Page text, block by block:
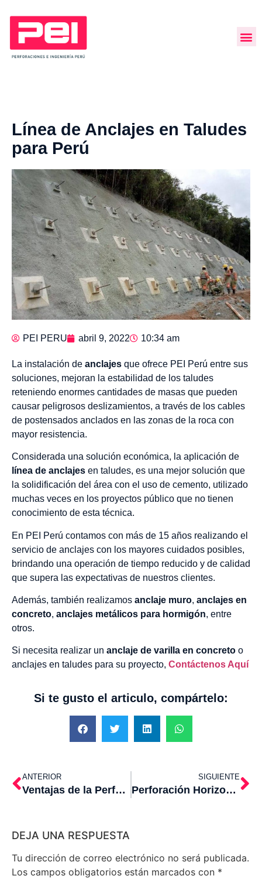
Línea de Anclajes en Taludes
para Perú
PEI PERU abril 9, 2022 10:34 am
La instalación de anclajes que ofrece PEI Perú entre sus
soluciones, mejoran la estabilidad de los taludes
reteniendo enormes cantidades de masas que pueden
causar peligrosos deslizamientos, a través de los cables
de postensados anclados en las zonas de la roca con
mayor resistencia.
Considerada una solución económica, la aplicación de
línea de anclajes en taludes, es una mejor solución que
la solidificación del área con el uso de cemento, utilizado
muchas veces en los proyectos público que no tienen
conocimiento de esta técnica.
En PEI Perú contamos con más de 15 años realizando el
servicio de anclajes con los mayores cuidados posibles,
brindando una operación de tiempo reducido y de calidad
que supera las expectativas de nuestros clientes.
Además, también realizamos anclaje muro, anclajes en
concreto, anclajes metálicos para hormigón, entre
otros.
Si necesita realizar un anclaje de varilla en concreto o
anclajes en taludes para su proyecto, Contáctenos Aquí
Si te gusto el articulo, compártelo:
ANTERIOR
Ventajas de la Perforación Auger Boring en Obras Públicas
SIGUIENTE
Perforación Horizontal Dirigida: Tecnología Limpia y Económica
DEJA UNA RESPUESTA
Tu dirección de correo electrónico no será publicada.
Los campos obligatorios están marcados con *